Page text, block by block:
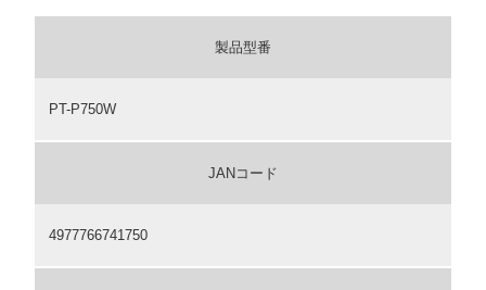
製品型番
PT-P750W
JANコード
4977766741750